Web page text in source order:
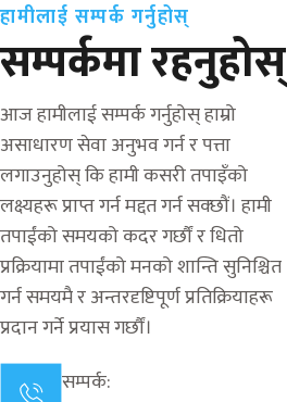
हामीलाई सम्पर्क गर्नुहोस्
सम्पर्कमा रहनुहोस्
आज हामीलाई सम्पर्क गर्नुहोस् हाम्रो
असाधारण सेवा अनुभव गर्न र पत्ता
लगाउनुहोस् कि हामी कसरी तपाइँको
लक्ष्यहरू प्राप्त गर्न मद्दत गर्न सक्छौं। हामी
तपाईंको समयको कदर गर्छौं र धितो
प्रक्रियामा तपाईंको मनको शान्ति सुनिश्चित
गर्न समयमै र अन्तरदृष्टिपूर्ण प्रतिक्रियाहरू
प्रदान गर्ने प्रयास गर्छौं।
सम्पर्क: